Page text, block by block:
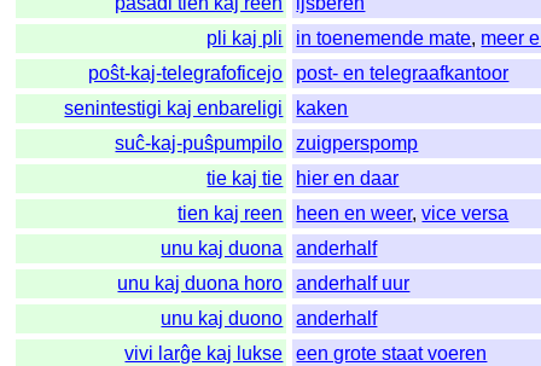
pli kaj pli
in toenemende mate, meer
poŝt-kaj-telegrafoficejo
post- en telegraafkantoor
senintestigi kaj enbareligi
kaken
suĉ-kaj-puŝpumpilo
zuigperspomp
tie kaj tie
hier en daar
tien kaj reen
heen en weer,vice versa
unu kaj duona
anderhalf
unu kaj duona horo
anderhalf uur
unu kaj duono
anderhalf
vivi larĝe kaj lukse
een grote staat voeren